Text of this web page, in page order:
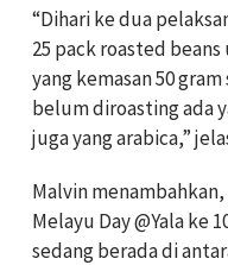
“Dihari ke dua
25 pack roasted
yang kemasan 50
belum diroasting ada
juga yang arabica,”
Malvin
Melayu Day @Yala ke
sedang berada di